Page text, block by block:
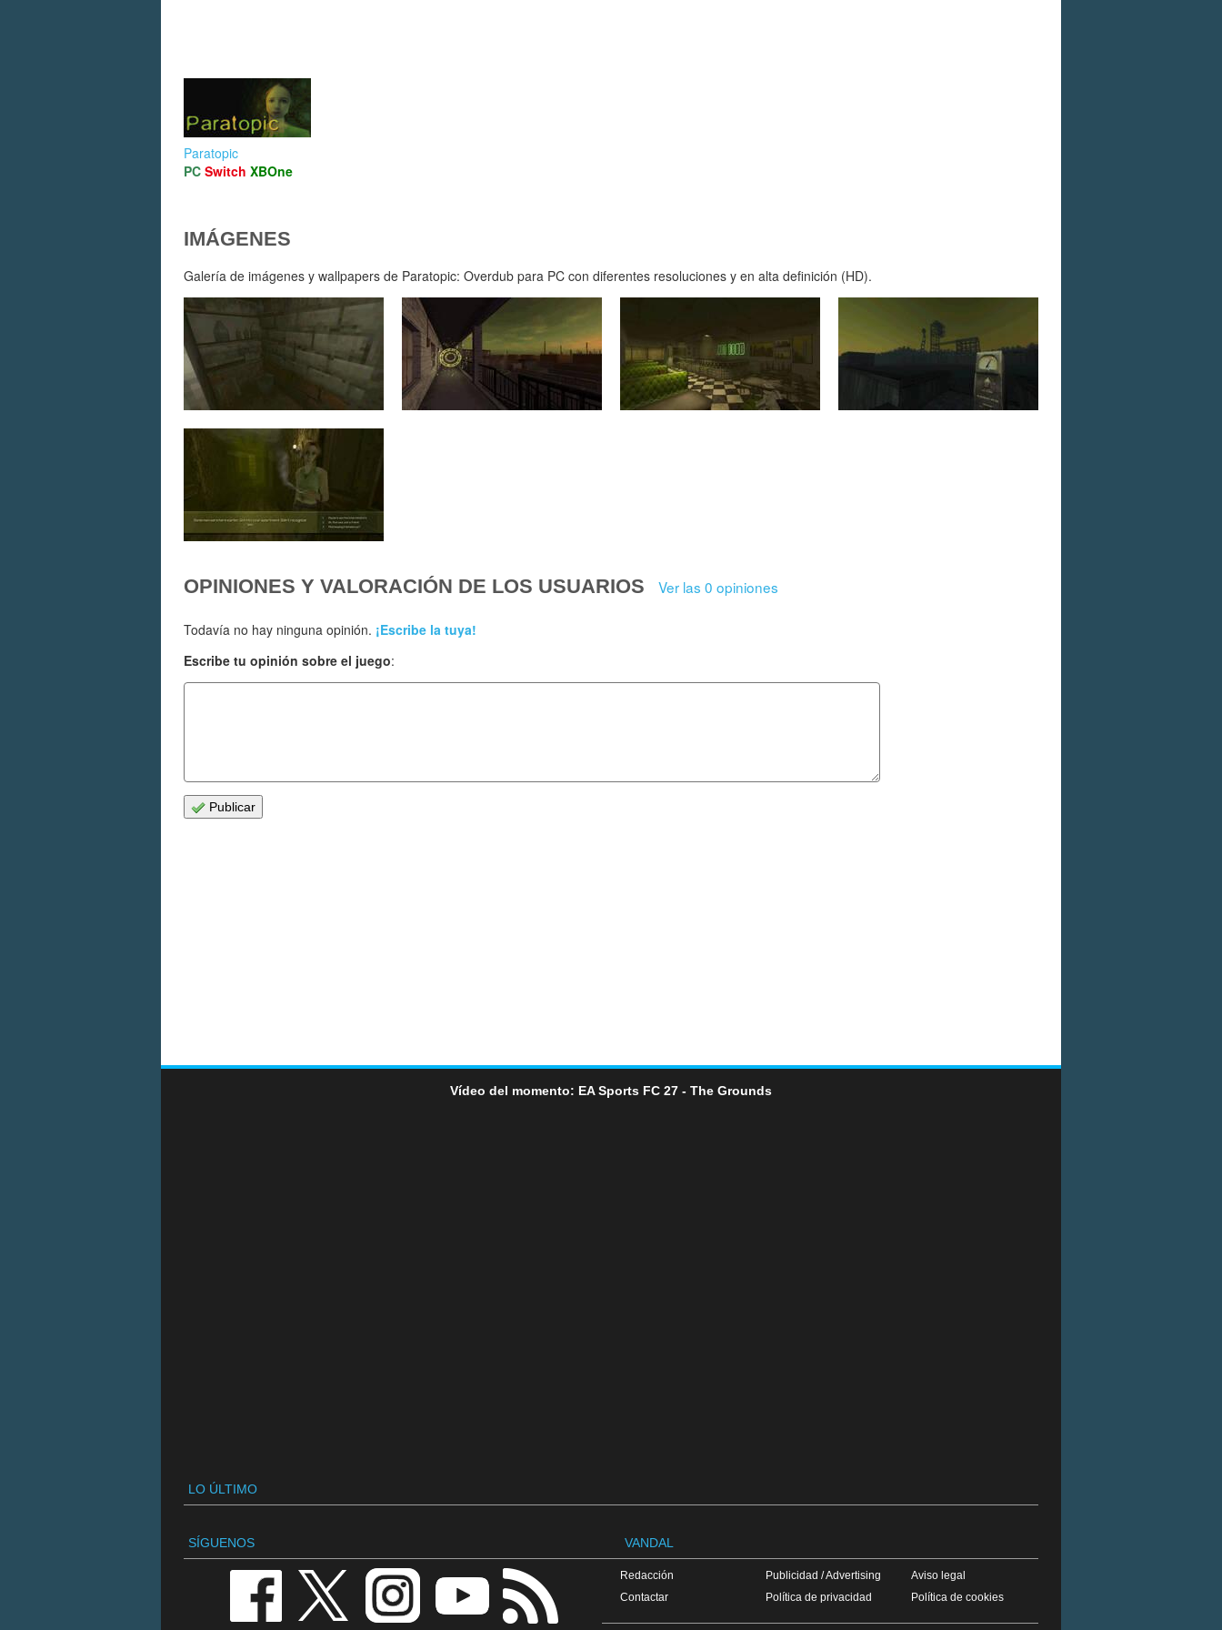
Paratopic
PC Switch XBOne
IMÁGENES
Galería de imágenes y wallpapers de Paratopic: Overdub para PC con diferentes resoluciones y en alta definición (HD).
OPINIONES Y VALORACIÓN DE LOS USUARIOS Ver las 0 opiniones
Todavía no hay ninguna opinión. ¡Escribe la tuya!
Escribe tu opinión sobre el juego:
Publicar
Vídeo del momento: EA Sports FC 27 - The Grounds
LO ÚLTIMO
SÍGUENOS VANDAL
Redacción
Contactar
Publicidad / Advertising
Política de privacidad
Aviso legal
Política de cookies